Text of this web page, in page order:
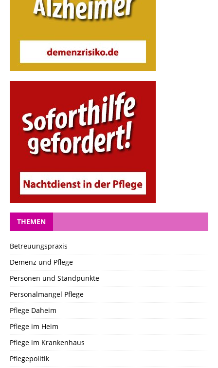
THEMEN
Betreuungspraxis
Demenz und Pflege
Personen und Standpunkte
Personalmangel Pflege
Pflege Daheim
Pflege im Heim
Pflege im Krankenhaus
Pflegepolitik